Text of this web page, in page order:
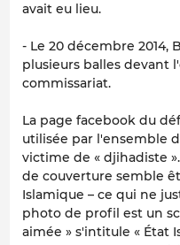
avait eu lieu.
- Le 20 décembre 2014,
plusieurs balles devant
commissariat.
La page facebook du
utilisée par l'ensemble
victime de « djihadiste
de couverture semble
Islamique – ce qui ne
photo de profil est un
aimée » s'intitule « État